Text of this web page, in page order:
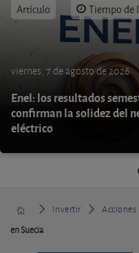
Artículo Tiempo de
viernes, 7 de agosto de 2026
Enel: los resultados
confirman la solidez del
eléctrico
Invertir Acciones
en Suecia